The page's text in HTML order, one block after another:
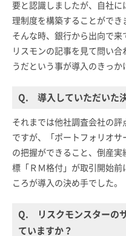
要と認識しましたが、自社
理制度を構築することができ
そんな時、銀行から出向で
リスモンの記事を見て問い
うだという事が導入のきっか
Q. 導入していただいた
それまでは他社調査会社の
ですが、「ポートフォリオ
の把握ができること、倒産
標「ＲＭ格付」が取引開始前
ころが導入の決め手でした。
Q. リスクモンスターの
ていますか？